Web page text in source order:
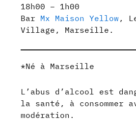
18h00 – 1h00⁠
Bar Mx Maison Yellow ,
Village⁠, Marseille.
*Né à Marseille
L’abus d’alcool est
la santé, à consommer
modération.